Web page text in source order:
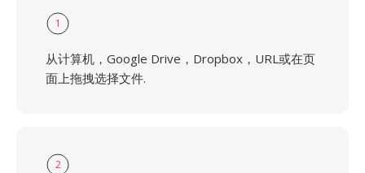
1
从计算机，Google Drive，Dropbox，URL或在页
面上拖拽选择文件.
2